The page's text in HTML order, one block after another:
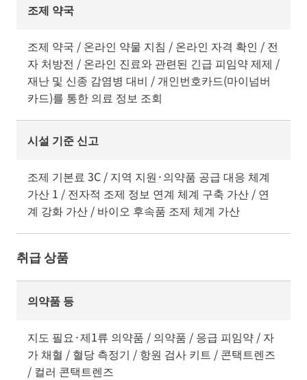
조제 약국
조제 약국 / 온라인 약물 지침 / 온라인 자격 확인 / 전
자 처방전 / 온라인 진료와 관련된 긴급 피임약 제제 /
재난 및 신종 감염병 대비 / 개인번호카드(마이넘버
카드)를 통한 의료 정보 조회
시설 기준 신고
조제 기본료 3C / 지역 지원·의약품 공급 대응 체계
가산 1 / 전자적 조제 정보 연계 체계 구축 가산 / 연
계 강화 가산 / 바이오 후속품 조제 체계 가산
취급 상품
의약품 등
지도 필요·제1류 의약품 / 의약품 / 응급 피임약 / 자
가 채혈 / 혈당 측정기 / 항원 검사 키트 / 콘택트렌즈
/ 컬러 콘택트렌즈